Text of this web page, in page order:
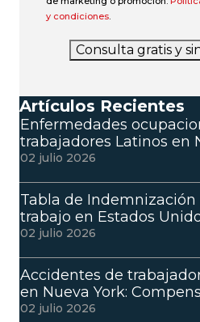
y condiciones.
Consulta gratis y
Artículos Recientes
Enfermedades
trabajadores Latinos en
02 julio 2026
Tabla de
trabajo en Estados
02 julio 2026
Accidentes de
en Nueva York:
02 julio 2026